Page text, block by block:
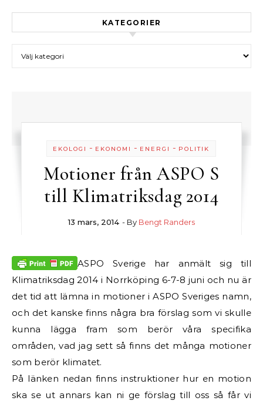
KATEGORIER
EKOLOGI - EKONOMI - ENERGI - POLITIK
Motioner från ASPO S
till Klimatriksdag 2014
13 mars, 2014 - By Bengt Randers
ASPO Sverige har anmält sig till
Klimatriksdag 2014 i Norrköping 6-7-8 juni och nu är
det tid att lämna in motioner i ASPO Sveriges namn,
och det kanske finns några bra förslag som vi skulle
kunna lägga fram som berör våra specifika
områden, vad jag sett så finns det många motioner
som berör klimatet.
På länken nedan finns instruktioner hur en motion
ska se ut annars kan ni ge förslag till oss så får vi